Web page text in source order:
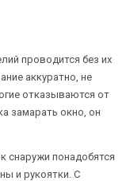
проводится без их
аккуратно, не
отказываются от
замарать окно, он
снаружи понадобятся
и рукоятки. С